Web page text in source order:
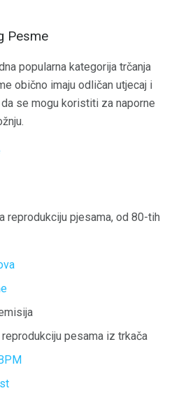
Pesme
popularna kategorija trčanja
obično imaju odličan utjecaj i
se mogu koristiti za naporne
reprodukciju pjesama, od 80-tih
pesama iz trkača